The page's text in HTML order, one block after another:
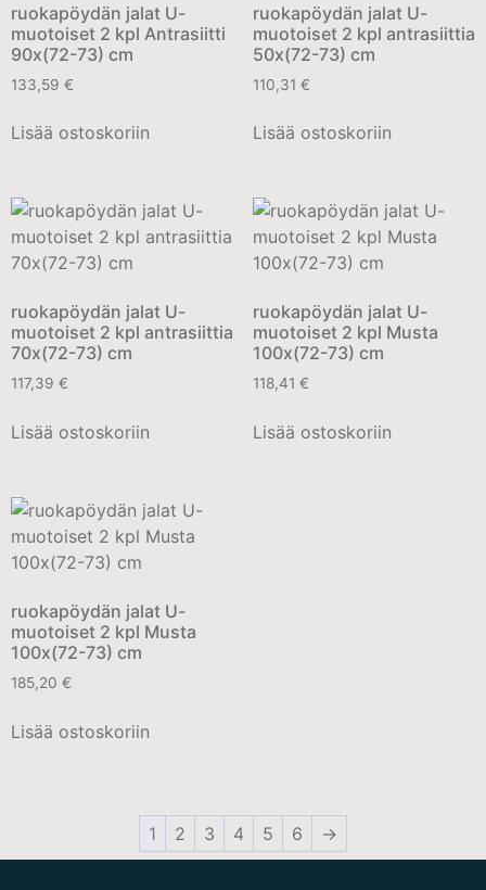
ruokapöydän jalat U-
muotoiset 2 kpl Antrasiitti
90x(72-73) cm
133,59 €
Lisää ostoskoriin
ruokapöydän jalat U-
muotoiset 2 kpl antrasiittia
50x(72-73) cm
110,31 €
Lisää ostoskoriin
ruokapöydän jalat U-
muotoiset 2 kpl antrasiittia
70x(72-73) cm
117,39 €
Lisää ostoskoriin
ruokapöydän jalat U-
muotoiset 2 kpl Musta
100x(72-73) cm
118,41 €
Lisää ostoskoriin
ruokapöydän jalat U-
muotoiset 2 kpl Musta
100x(72-73) cm
185,20 €
Lisää ostoskoriin
1 2 3 4 5 6 →